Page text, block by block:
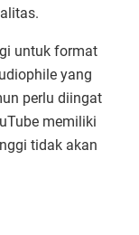
untuk format
yang
perlu diingat
memiliki
tidak akan